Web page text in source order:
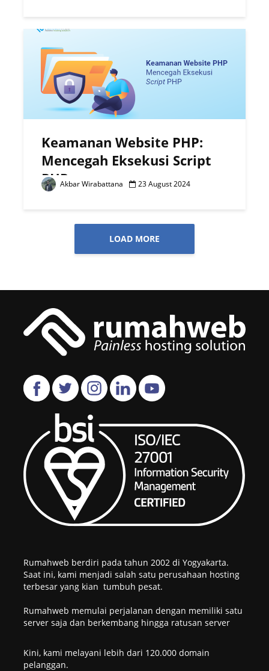
Keamanan Website PHP:
Mencegah Eksekusi Script
PHPAkbar Wirabattana 23 August 2024
LOAD MORE
Rumahweb berdiri pada tahun 2002 di Yogyakarta.
Saat ini, kami menjadi salah satu perusahaan hosting
terbesar yang kian tumbuh pesat.
Rumahweb memulai perjalanan dengan memiliki satu
server saja dan berkembang hingga ratusan server
Kini, kami melayani lebih dari 120.000 domain
pelanggan.